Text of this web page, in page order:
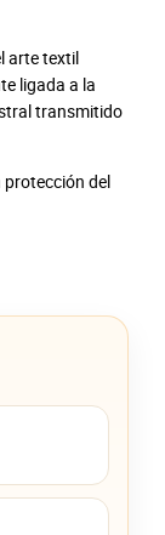
arte textil
ligada a la
transmitido
protección del